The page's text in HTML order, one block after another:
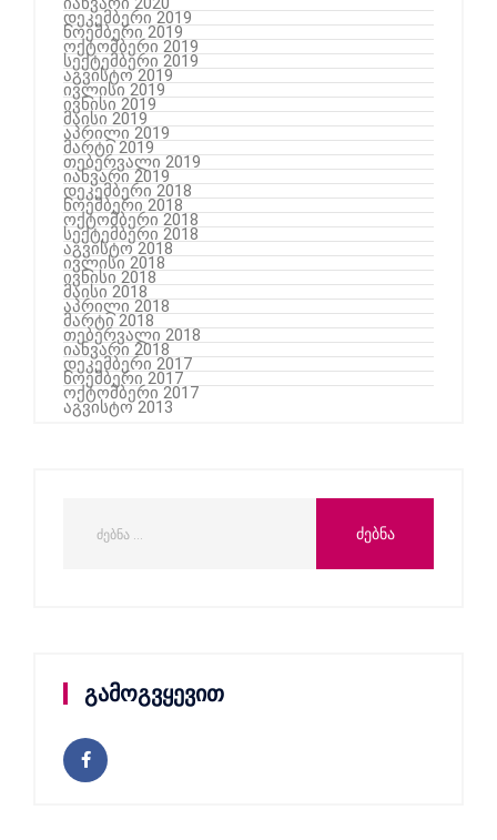
დეკემბერი 2019
ნოემბერი 2019
ოქტომბერი 2019
სექტემბერი 2019
აგვისტო 2019
ივლისი 2019
ივნისი 2019
მაისი 2019
აპრილი 2019
მარტი 2019
თებერვალი 2019
იანვარი 2019
დეკემბერი 2018
ნოემბერი 2018
ოქტომბერი 2018
სექტემბერი 2018
აგვისტო 2018
ივლისი 2018
ივნისი 2018
მაისი 2018
აპრილი 2018
მარტი 2018
თებერვალი 2018
იანვარი 2018
დეკემბერი 2017
ნოემბერი 2017
ოქტომბერი 2017
აგვისტო 2013
გამოგვყევით